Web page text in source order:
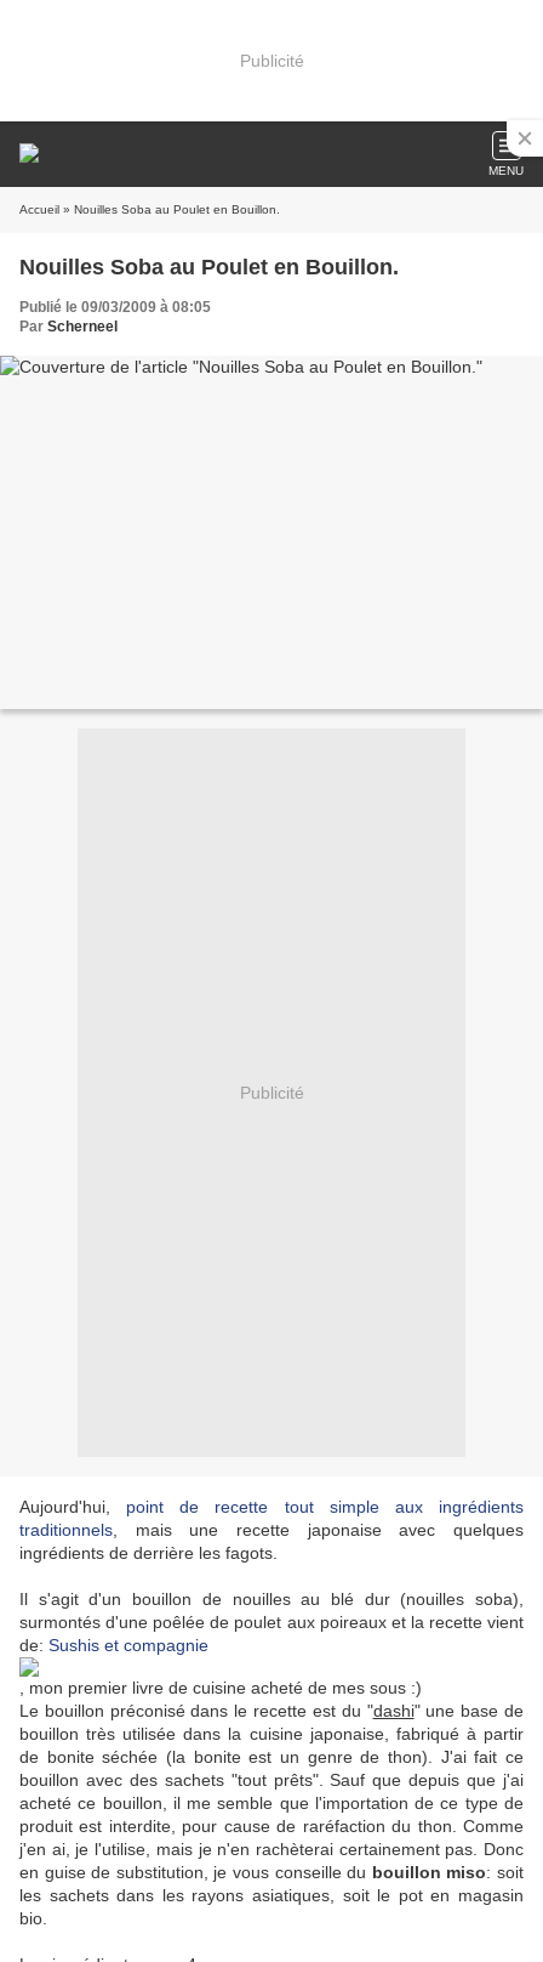
Publicité
MENU
Accueil » Nouilles Soba au Poulet en Bouillon.
Nouilles Soba au Poulet en Bouillon.
Publié le 09/03/2009 à 08:05
Par Scherneel
Publicité
Aujourd'hui, point de recette tout simple aux ingrédients
traditionnels , mais une recette japonaise avec quelques
ingrédients de derrière les fagots.
Il s'agit d'un bouillon de nouilles au blé dur (nouilles soba),
surmontés d'une poêlée de poulet aux poireaux et la recette vient
de: Sushis et compagnie
, mon premier livre de cuisine acheté de mes sous :)
Le bouillon préconisé dans le recette est du "dashi" une base de
bouillon très utilisée dans la cuisine japonaise, fabriqué à partir
de bonite séchée (la bonite est un genre de thon). J'ai fait ce
bouillon avec des sachets "tout prêts". Sauf que depuis que j'ai
acheté ce bouillon, il me semble que l'importation de ce type de
produit est interdite, pour cause de raréfaction du thon. Comme
j'en ai, je l'utilise, mais je n'en rachèterai certainement pas. Donc
en guise de substitution, je vous conseille du bouillon miso: soit
les sachets dans les rayons asiatiques, soit le pot en magasin
bio.